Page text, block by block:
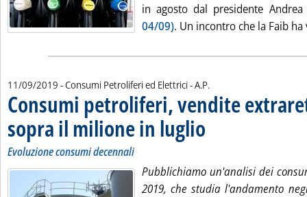
in agosto dal presidente
04/09). Un incontro che la Faib ha
11/09/2019 - Consumi Petroliferi ed Elettrici -di:
A.P.
Consumi petroliferi, vendite
sopra il milione in luglio
Evoluzione consumi decennali
Pubblichiamo un'analisi dei
2019, che studia l'andamento